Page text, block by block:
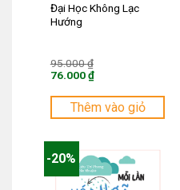
Đại Học Không Lạc
Hướng
95.000₫
95.000 ₫.
76.000₫
hiện
là:
Thêm vào giỏ
-20%